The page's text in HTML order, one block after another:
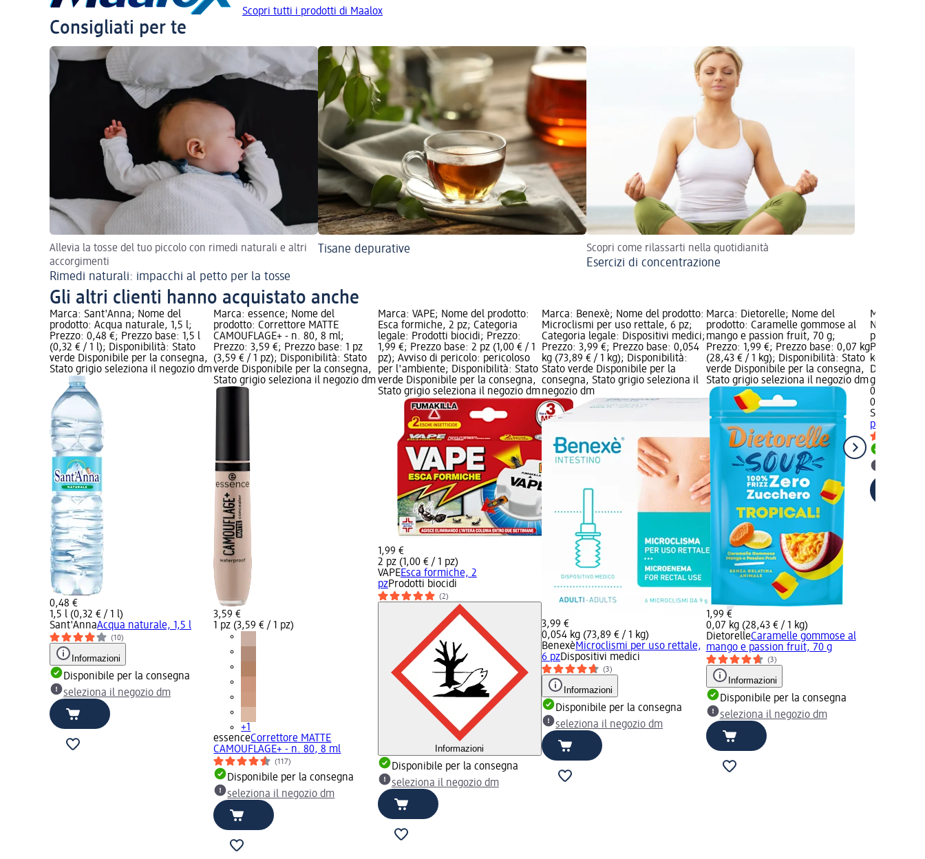
Scopri tutti i prodotti di Maalox
Consigliati per te
Allevia la tosse del tuo piccolo con rimedi naturali e altri
accorgimenti
Rimedi naturali: impacchi al petto per la tosse
Tisane depurative Scopri come rilassarti nella quotidianità
Esercizi di concentrazione
Gli altri clienti hanno acquistato anche
Marca: Sant'Anna; Nome del
prodotto: Acqua naturale, 1,5 l;
Prezzo: 0,48 €; Prezzo base: 1,5 l
(0,32 € / 1 l); Disponibilità: Stato
verde Disponibile per la consegna,
Stato grigio seleziona il negozio dm
0,48 €
1,5 l (0,32 € / 1 l)
Sant'AnnaAcqua naturale, 1,5 l
(10)
Informazioni
Disponibile per la consegna
seleziona il negozio dm
Marca: essence; Nome del
prodotto: Correttore MATTE
CAMOUFLAGE+ - n. 80, 8 ml;
Prezzo: 3,59 €; Prezzo base: 1 pz
(3,59 € / 1 pz); Disponibilità: Stato
verde Disponibile per la consegna,
Stato grigio seleziona il negozio dm
3,59 €
1 pz (3,59 € / 1 pz)
+1
essenceCorrettore MATTE
CAMOUFLAGE+ - n. 80, 8 ml
(117)
Disponibile per la consegna
seleziona il negozio dm
Marca: VAPE; Nome del prodotto:
Esca formiche, 2 pz; Categoria
legale: Prodotti biocidi; Prezzo:
1,99 €; Prezzo base: 2 pz (1,00 € / 1
pz); Avviso di pericolo: pericoloso
per l'ambiente; Disponibilità: Stato
verde Disponibile per la consegna,
Stato grigio seleziona il negozio dm
1,99 €
2 pz (1,00 € / 1 pz)
VAPEEsca formiche, 2
pzProdotti biocidi
(2)
Informazioni
Disponibile per la consegna
seleziona il negozio dm
Marca: Benexè; Nome del prodotto:
Microclismi per uso rettale, 6 pz;
Categoria legale: Dispositivi medici;
Prezzo: 3,99 €; Prezzo base: 0,054
kg (73,89 € / 1 kg); Disponibilità:
Stato verde Disponibile per la
consegna, Stato grigio seleziona il
negozio dm
3,99 €
0,054 kg (73,89 € / 1 kg)
BenexèMicroclismi per uso rettale,
6 pzDispositivi medici
(3)
Informazioni
Disponibile per la consegna
seleziona il negozio dm
Marca: Dietorelle; Nome del
prodotto: Caramelle gommose al
mango e passion fruit, 70 g;
Prezzo: 1,99 €; Prezzo base: 0,07 kg
(28,43 € / 1 kg); Disponibilità: Stato
verde Disponibile per la consegna,
Stato grigio seleziona il negozio dm
1,99 €
0,07 kg (28,43 € / 1 kg)
DietorelleCaramelle gommose al
mango e passion fruit, 70 g
(3)
Informazioni
Disponibile per la consegna
seleziona il negozio dm
Marca:
Nome del
profumato,
Prezzo
kg);
Disponibile
grigio
0,79 €
0,075 kg
Spuma di
profumato,